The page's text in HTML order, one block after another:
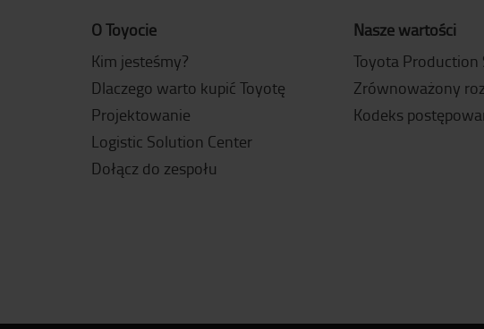
O Toyocie
Kim jesteśmy?
Dlaczego warto kupić Toyotę
Projektowanie
Logistic Solution Center
Dołącz do zespołu
Nasze wartości
Toyota Production
Zrównoważony
Kodeks